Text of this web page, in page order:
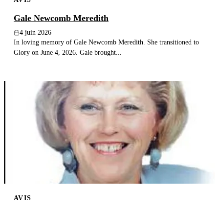
Gale Newcomb Meredith
4 juin 2026
In loving memory of Gale Newcomb Meredith. She transitioned to
Glory on June 4, 2026. Gale brought...
AVIS